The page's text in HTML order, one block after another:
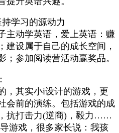
学习的源动力
主动学英语，爱上英语：赚
建设属于自己的成长空间，
参加阅读营活动赢奖品。
，其实小i设计的游戏，更
会前的演练。包括游戏的成
抗打击力(逆商)，毅力……
游戏，很多家长说：我孩